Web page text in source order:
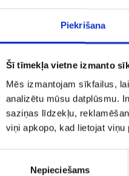
Piekrišana
Šī tīmekļa vietne izmanto
Mēs izmantojam sīkfailus,
analizētu mūsu datplūsmu.
saziņas līdzekļu,
viņi apkopo, kad lietojat viņu
Nepieciešams